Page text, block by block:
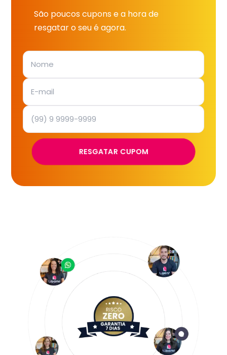
São poucos cupons e a hora de
resgatar o seu é agora.
RESGATAR CUPOM